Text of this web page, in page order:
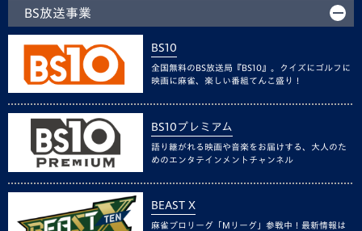
BS放送事業
BS10
全国無料のBS放送局『BS10』。クイズにゴルフに
映画に麻雀、楽しい番組てんこ盛り！
BS10プレミアム
語り継がれる映画や音楽をお届けする、大人のた
めのエンタテインメントチャンネル
BEAST X
麻雀プロリーグ「Mリーグ」参戦中！最新情報は